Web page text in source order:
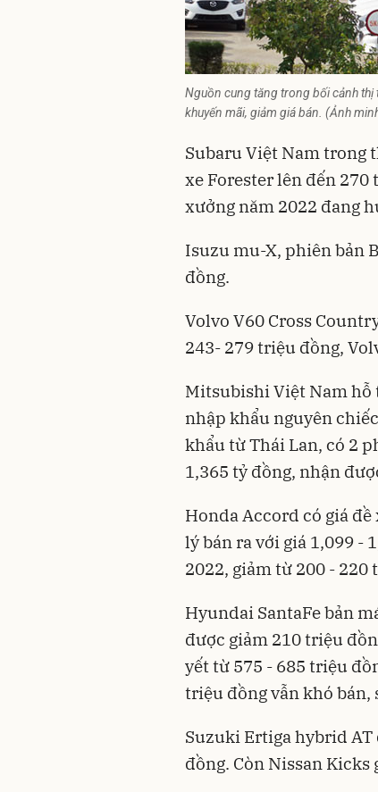
Nguồn cung tăng trong bối cảnh
khuyến mãi, giảm giá bán. (Ảnh
Subaru Việt Nam trong
xe Forester lên đến
xưởng năm 2022 đang
Isuzu mu-X, phiên bản
đồng.
Volvo V60 Cross
243- 279 triệu đồng,
Mitsubishi Việt Nam hỗ
nhập khẩu nguyên
khẩu từ Thái Lan, có 2
1,365 tỷ đồng, nhận
Honda Accord có giá
lý bán ra với giá 1,099 -
2022, giảm từ 200 - 220
Hyundai SantaFe bản
được giảm 210 triệu
yết từ 575 - 685 triệu
triệu đồng vẫn khó bán,
Suzuki Ertiga hybrid
đồng. Còn Nissan